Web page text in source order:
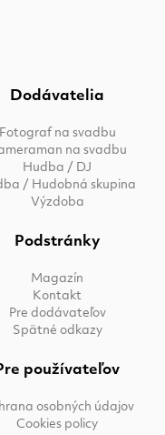
Dodávatelia
Fotograf na svadbu
na svadbu
Hudba / DJ
/ Hudobná skupina
Výzdoba
Podstránky
Magazín
Kontakt
Pre dodávateľov
Spätné odkazy
používateľov
osobných údajov
Cookies policy